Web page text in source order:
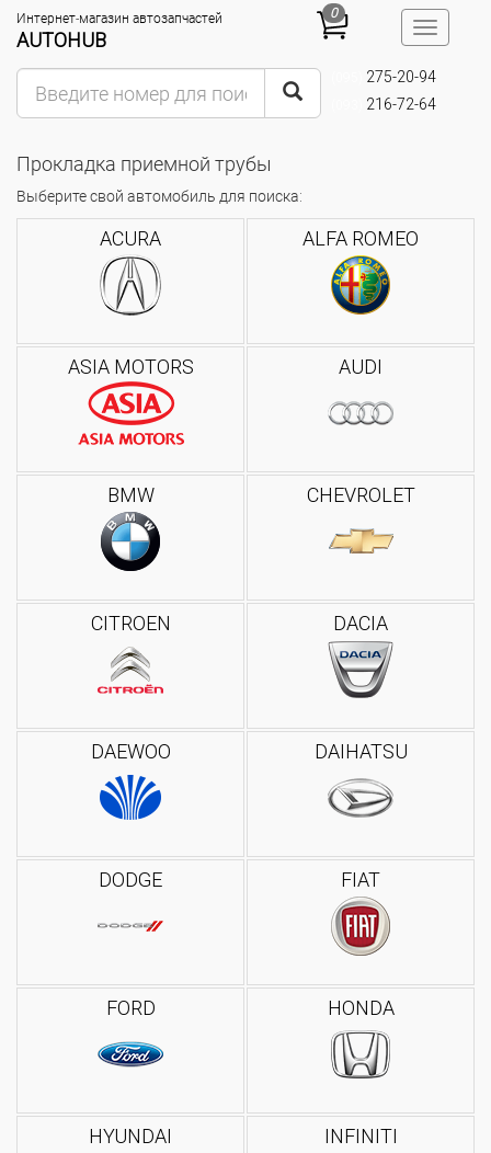
Toggle
0
Интернет-магазин автозапчастей
AUTOHUB
275-20-94
216-72-64
Прокладка приемной трубы
Выберите свой автомобиль для поиска:
ACURA ALFA ROMEO
ASIA MOTORS AUDI
BMW CHEVROLET
CITROEN DACIA
DAEWOO DAIHATSU
DODGE FIAT
FORD HONDA
HYUNDAI INFINITI